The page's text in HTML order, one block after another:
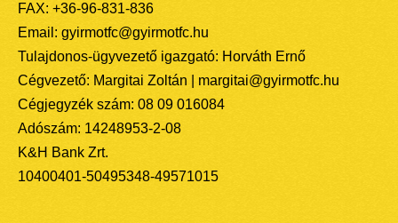
FAX: +36-96-831-836
Email: gyirmotfc@gyirmotfc.hu
Tulajdonos-ügyvezető igazgató: Horváth Ernő
Cégvezető: Margitai Zoltán | margitai@gyirmotfc.hu
Cégjegyzék szám: 08 09 016084
Adószám: 14248953-2-08
K&H Bank Zrt.
10400401-50495348-49571015